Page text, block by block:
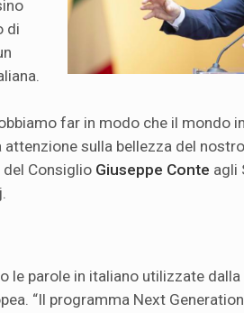
di
far in modo che il mondo
sulla bellezza del nostro
Consiglio Giuseppe Conte agli
le parole in italiano utilizzate
“Il programma Next